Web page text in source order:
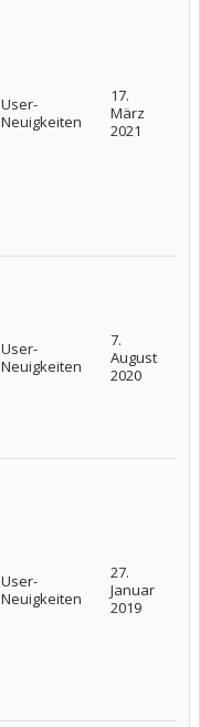
User-
Neuigkeiten
17.
März
2021
User-
Neuigkeiten
7.
August
2020
User-
Neuigkeiten
27.
Januar
2019